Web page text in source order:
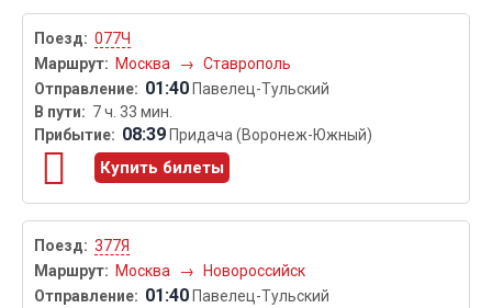
077Ч
Москва
→ Ставрополь
01:40 Павелец-Тульский
7 ч. 33 мин.
08:39 Придача (Воронеж-Южный)
Купить билеты
377Я
Москва
→ Новороссийск
01:40 Павелец-Тульский